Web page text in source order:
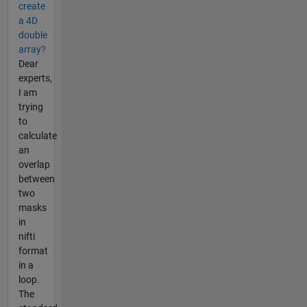
create
a 4D
double
array?
Dear
experts,
I am
trying
to
calculate
an
overlap
between
two
masks
in
nifti
format
in a
loop.
The